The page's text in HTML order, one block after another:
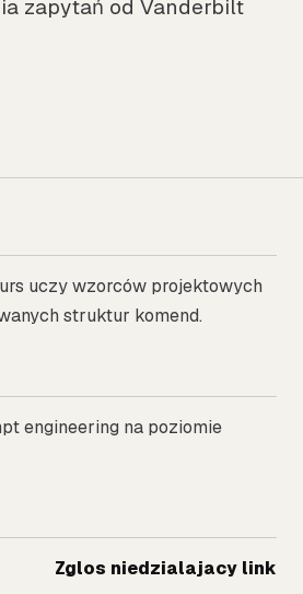
zapytań od Vanderbilt
uczy wzorców projektowych
struktur komend.
engineering na poziomie
Zglos niedzialajacy link